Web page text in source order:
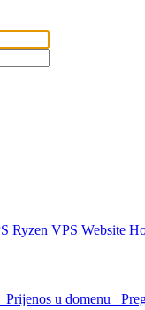
Ryzen VPS Website
Prijenos u domenu